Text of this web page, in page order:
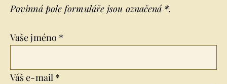
Povinná pole formuláře jsou označená *.
Vaše jméno *
Váš e-mail *